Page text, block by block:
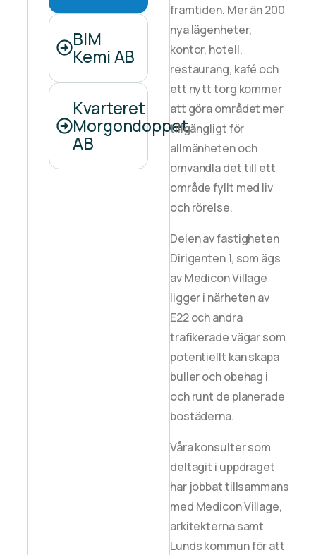
BIM
Kemi AB
Kvarteret
Morgondoppet
AB
framtiden. Mer än 200
nya lägenheter,
kontor, hotell,
restaurang, kafé och
ett nytt torg kommer
att göra området mer
tillgängligt för
allmänheten och
omvandla det till ett
område fyllt med liv
och rörelse.
Delen av fastigheten
Dirigenten 1, som ägs
av Medicon Village
ligger i närheten av
E22 och andra
trafikerade vägar som
potentiellt kan skapa
buller och obehag i
och runt de planerade
bostäderna.
Våra konsulter som
deltagit i uppdraget
har jobbat tillsammans
med Medicon Village,
arkitekterna samt
Lunds kommun för att